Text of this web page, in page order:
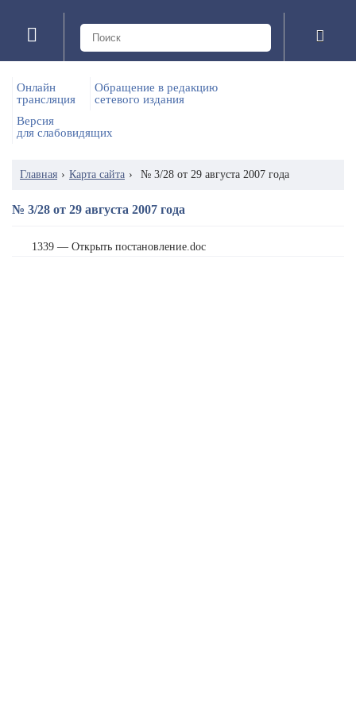
Онлайн
трансляция
Обращение в редакцию
сетевого издания
Версия
для слабовидящих
Главная › Карта сайта › № 3/28 от 29 августа 2007 года
№ 3/28 от 29 августа 2007 года
1339 — Открыть постановление.doc